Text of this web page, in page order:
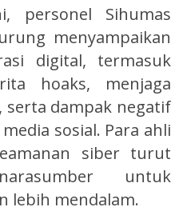
personel Sihumas
menyampaikan
digital, termasuk
hoaks, menjaga
serta dampak negatif
sosial. Para ahli
siber turut
untuk
lebih mendalam.